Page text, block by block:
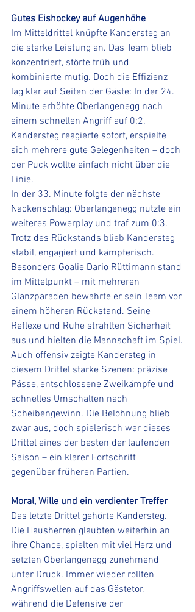
Gutes Eishockey auf Augenhöhe
Im Mitteldrittel knüpfte Kandersteg an
die starke Leistung an. Das Team blieb
konzentriert, störte früh und
kombinierte mutig. Doch die Effizienz
lag klar auf Seiten der Gäste: In der 24.
Minute erhöhte Oberlangenegg nach
einem schnellen Angriff auf 0:2.
Kandersteg reagierte sofort, erspielte
sich mehrere gute Gelegenheiten – doch
der Puck wollte einfach nicht über die
Linie.
In der 33. Minute folgte der nächste
Nackenschlag: Oberlangenegg nutzte ein
weiteres Powerplay und traf zum 0:3.
Trotz des Rückstands blieb Kandersteg
stabil, engagiert und kämpferisch.
Besonders Goalie Dario Rüttimann stand
im Mittelpunkt – mit mehreren
Glanzparaden bewahrte er sein Team vor
einem höheren Rückstand. Seine
Reflexe und Ruhe strahlten Sicherheit
aus und hielten die Mannschaft im Spiel.
Auch offensiv zeigte Kandersteg in
diesem Drittel starke Szenen: präzise
Pässe, entschlossene Zweikämpfe und
schnelles Umschalten nach
Scheibengewinn. Die Belohnung blieb
zwar aus, doch spielerisch war dieses
Drittel eines der besten der laufenden
Saison – ein klarer Fortschritt
gegenüber früheren Partien.
Moral, Wille und ein verdienter Treffer
Das letzte Drittel gehörte Kandersteg.
Die Hausherren glaubten weiterhin an
ihre Chance, spielten mit viel Herz und
setzten Oberlangenegg zunehmend
unter Druck. Immer wieder rollten
Angriffswellen auf das Gästetor,
während die Defensive der